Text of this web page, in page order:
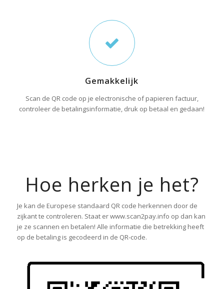
Gemakkelijk
Scan de QR code op je electronische of papieren factuur,
controleer de betalingsinformatie, druk op betaal en gedaan!
Hoe herken je het?
Je kan de Europese standaard QR code herkennen door de
zijkant te controleren. Staat er www.scan2pay.info op dan kan
je ze scannen en betalen! Alle informatie die betrekking heeft
op de betaling is gecodeerd in de QR-code.